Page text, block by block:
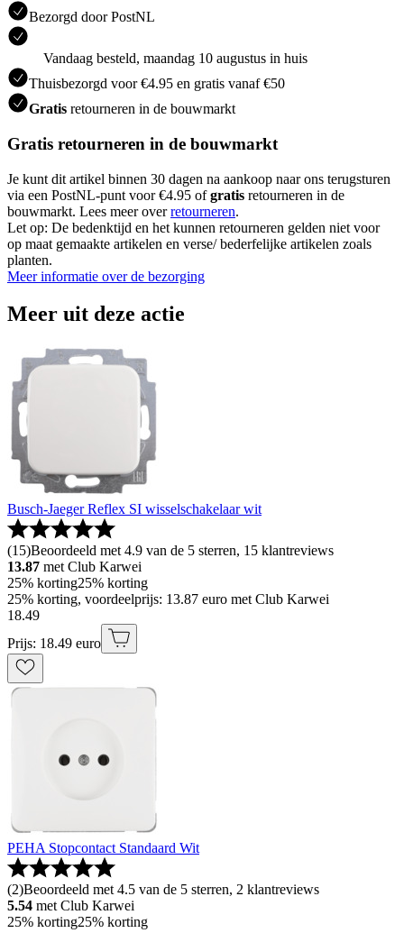
Bezorgd door PostNL
Vandaag besteld, maandag 10 augustus in huis
Thuisbezorgd voor €4.95 en gratis vanaf €50
Gratis retourneren in de bouwmarkt
Gratis retourneren in de bouwmarkt
Je kunt dit artikel binnen 30 dagen na aankoop naar ons terugsturen
via een PostNL-punt voor €4.95 ofgratis retourneren in de
bouwmarkt. Lees meer overretourneren.
Let op: De bedenktijd en het kunnen retourneren gelden niet voor
op maat gemaakte artikelen en verse/ bederfelijke artikelen zoals
planten.
Meer informatie over de bezorging
Meer uit deze actie
Busch-Jaeger Reflex SI wisselschakelaar wit
(15)Beoordeeld met 4.9 van de 5 sterren, 15 klantreviews
13.87 met Club Karwei
25% korting25% korting
25% korting, voordeelprijs: 13.87 euro met Club Karwei
18.49
Prijs: 18.49 euro
PEHA Stopcontact Standaard Wit
(2)Beoordeeld met 4.5 van de 5 sterren, 2 klantreviews
5.54 met Club Karwei
25% korting25% korting